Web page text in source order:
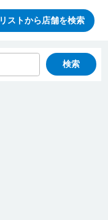
リストから店舗を検索
検索